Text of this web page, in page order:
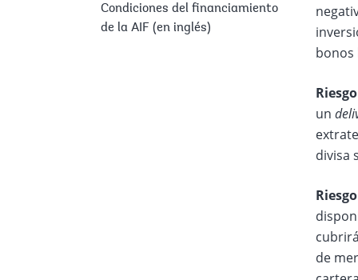
Condiciones del financiamiento
de la AIF (en inglés)
bonos
un
divisa
de